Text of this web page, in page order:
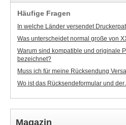
Häufige Fragen
In welche Länder versendet
Was unterscheidet normal große von
Warum sind kompatible und originale
bezeichnet?
Muss ich für meine Rücksendung
Wo ist das Rücksendeformular und der
Magazin